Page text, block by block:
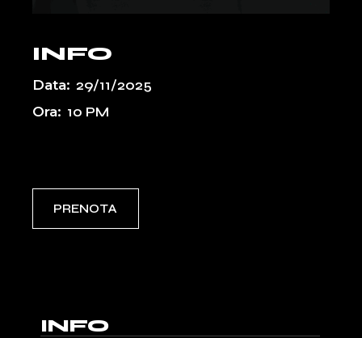
INFO
Data: 29/11/2025
Ora: 10 PM
PRENOTA
INFO